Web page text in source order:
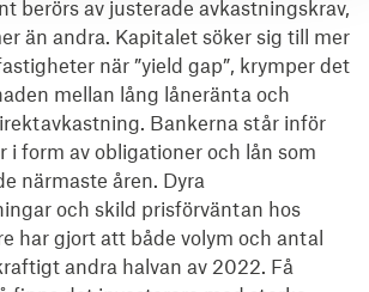
berörs av justerade avkastningskrav,
än andra. Kapitalet söker sig till mer
när ”yield gap”, krymper det
mellan lång låneränta och
Bankerna står inför
i form av obligationer och lån som
närmaste åren. Dyra
och skild prisförväntan hos
har gjort att både volym och antal
andra halvan av 2022. Få